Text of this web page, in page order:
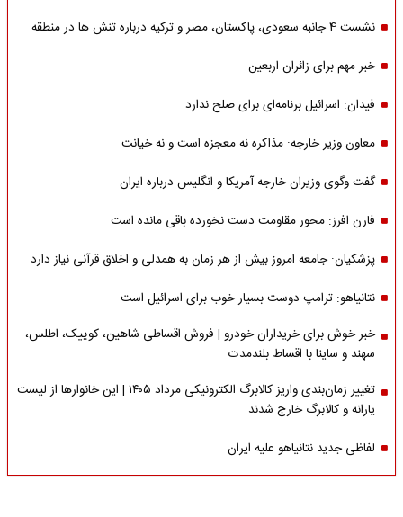
نشست 4 جانبه سعودی، پاکستان، مصر و ترکیه درباره تنش ها در منطقه
خبر مهم برای زائران اربعین
فیدان: اسرائیل برنامه‌ای برای صلح ندارد
معاون وزیر خارجه: مذاکره نه معجزه است و نه خیانت
گفت وگوی وزیران خارجه آمریکا و انگلیس درباره ایران
فارن افرز: محور مقاومت دست نخورده باقی مانده است
پزشکیان: جامعه امروز بیش از هر زمان به همدلی و اخلاق قرآنی نیاز دارد
نتانیاهو: ترامپ دوست بسیار خوب برای اسرائیل است
خبر خوش برای خریداران خودرو | فروش اقساطی شاهین، کوییک، اطلس،
سهند و ساینا با اقساط بلندمدت
تغییر زمان‌بندی واریز کالابرگ الکترونیکی مرداد ۱۴۰۵ | این خانوارها از لیست
یارانه و کالابرگ خارج شدند
لفاظی جدید نتانیاهو علیه ایران